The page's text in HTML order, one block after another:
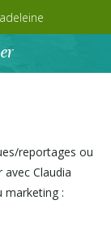
reportages ou
Claudia
marketing :